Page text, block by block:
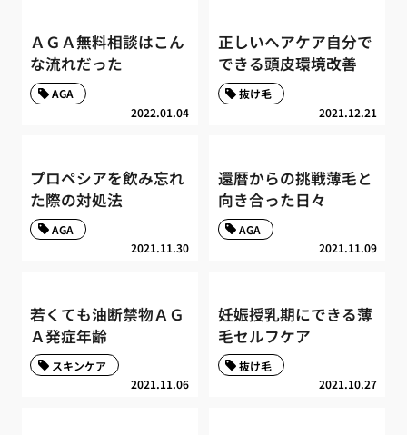
ＡＧＡ無料相談はこん
な流れだった
2022.01.04
AGA
正しいヘアケア自分で
できる頭皮環境改善
2021.12.21
抜け毛
プロペシアを飲み忘れ
た際の対処法
2021.11.30
AGA
還暦からの挑戦薄毛と
向き合った日々
2021.11.09
AGA
若くても油断禁物ＡＧ
Ａ発症年齢
2021.11.06
スキンケア
妊娠授乳期にできる薄
毛セルフケア
2021.10.27
抜け毛